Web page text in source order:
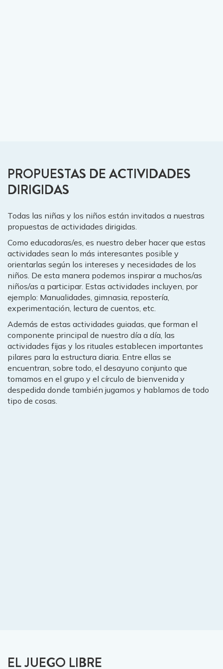
PROPUESTAS DE ACTIVIDADES
DIRIGIDAS
Todas las niñas y los niños están invitados a nuestras
propuestas de actividades dirigidas.
Como educadoras/es, es nuestro deber hacer que estas
actividades sean lo más interesantes posible y
orientarlas según los intereses y necesidades de los
niños. De esta manera podemos inspirar a muchos/as
niños/as a participar. Estas actividades incluyen, por
ejemplo: Manualidades, gimnasia, repostería,
experimentación, lectura de cuentos, etc.
Además de estas actividades guiadas, que forman el
componente principal de nuestro día a día, las
actividades fijas y los rituales establecen importantes
pilares para la estructura diaria. Entre ellas se
encuentran, sobre todo, el desayuno conjunto que
tomamos en el grupo y el círculo de bienvenida y
despedida donde también jugamos y hablamos de todo
tipo de cosas.
EL JUEGO LIBRE